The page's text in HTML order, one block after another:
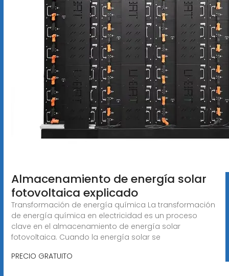
Almacenamiento de energía solar
fotovoltaica explicado
Transformación de energía química La transformación
de energía química en electricidad es un proceso
clave en el almacenamiento de energía solar
fotovoltaica. Cuando la energía solar se
PRECIO GRATUITO